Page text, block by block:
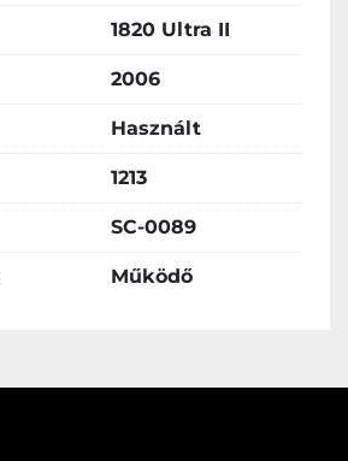
1820 Ultra II
2006
Használt
1213
SC-0089
Működő